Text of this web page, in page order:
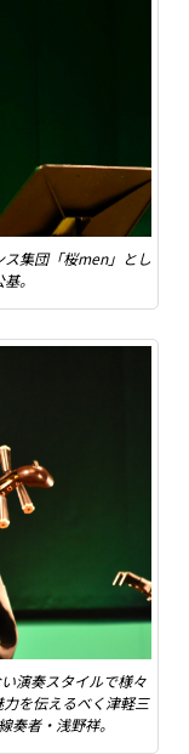
集団「桜men」とし
。
演奏スタイルで様々
を伝えるべく津軽三
奏者・浅野祥。